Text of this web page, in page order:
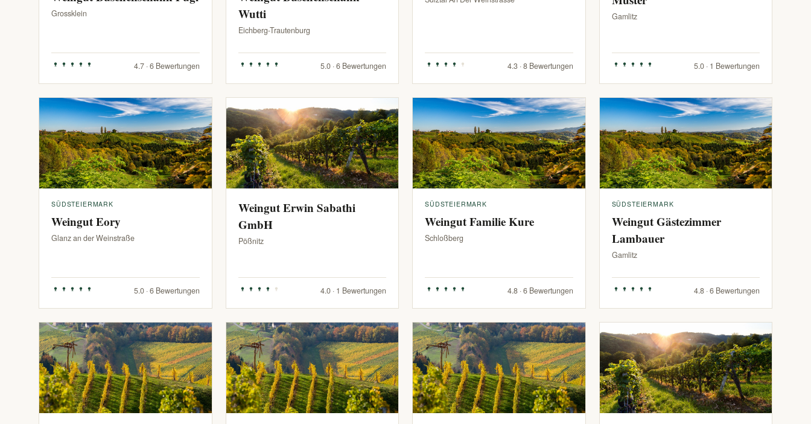
Grossklein
4.7 · 6 Bewertungen
Wutti
Eichberg-Trautenburg
5.0 · 6 Bewertungen 4.3 · 8 Bewertungen
Gamlitz
5.0 · 1 Bewertungen
SÜDSTEIERMARK
Weingut Eory
Glanz an der Weinstraße
5.0 · 6 Bewertungen
Weingut Erwin Sabathi
GmbH
Pößnitz
4.0 · 1 Bewertungen
SÜDSTEIERMARK
Weingut Familie Kure
Schloßberg
4.8 · 6 Bewertungen
SÜDSTEIERMARK
Weingut Gästezimmer
Lambauer
Gamlitz
4.8 · 6 Bewertungen